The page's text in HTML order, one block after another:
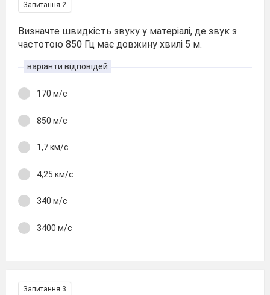
Запитання 2
Визначте швидкість звуку у матеріалі, де звук з
частотою 850 Гц має довжину хвилі 5 м.
варіанти відповідей
170 м/с
850 м/с
1,7 км/с
4,25 км/с
340 м/с
3400 м/с
Запитання 3